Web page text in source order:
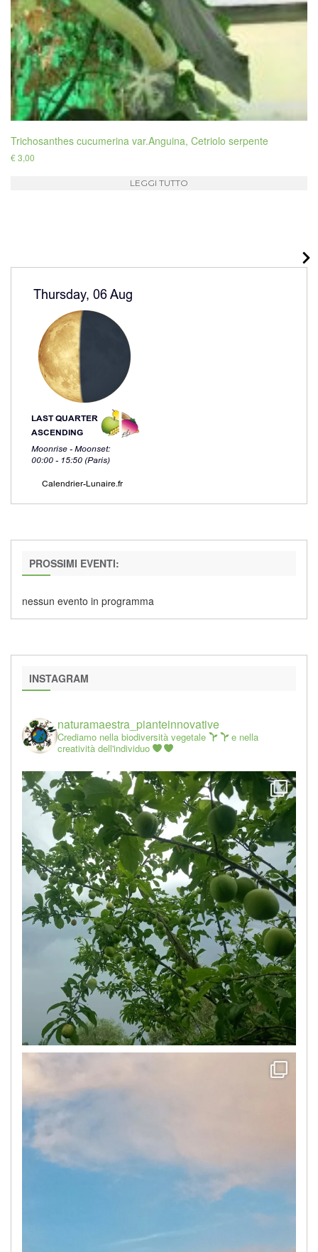
Trichosanthes cucumerina var.Anguina, Cetriolo serpente
€3,00
LEGGI TUTTO
PROSSIMI EVENTI:
nessun evento in programma
INSTAGRAM
naturamaestra_pianteinnovative
Crediamo nella biodiversità vegetale
e nella
creatività dell'individuo